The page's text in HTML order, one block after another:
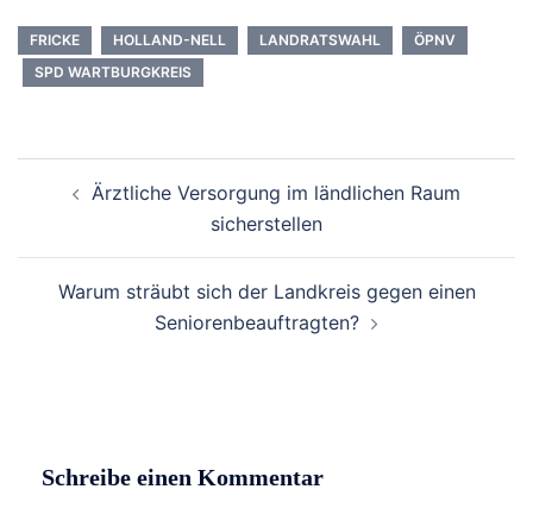
FRICKE HOLLAND-NELL LANDRATSWAHL
ÖPNV
SPD WARTBURGKREIS
NavigationÄrztliche Versorgung im ländlichen Raum
sicherstellen
Warum sträubt sich der Landkreis gegen einen
Seniorenbeauftragten?
Schreibe einen Kommentar